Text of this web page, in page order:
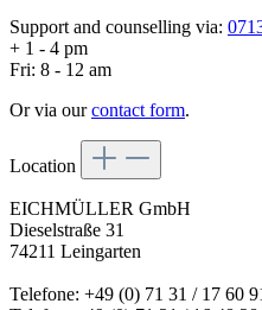
Support and counselling via:
+ 1 - 4 pm
Fri: 8 - 12 am
Or via ourcontact form.
Location
EICHMÜLLER GmbH
Dieselstraße 31
74211 Leingarten
Telefone: +49 (0) 71 31 / 17 60